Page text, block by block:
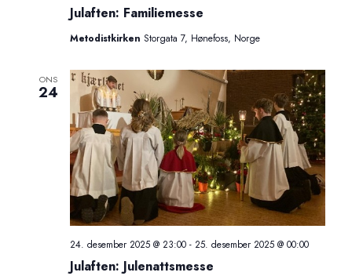
e
r
S
e
a
n
t
V
i
e
Julaften: Familiemesse
Metodistkirken Storgata 7, Hønefoss, Norge
ONS
24
Julaften: Julenattsmesse
24. desember 2025 @ 23:00- 25. desember 2025 @ 00:00